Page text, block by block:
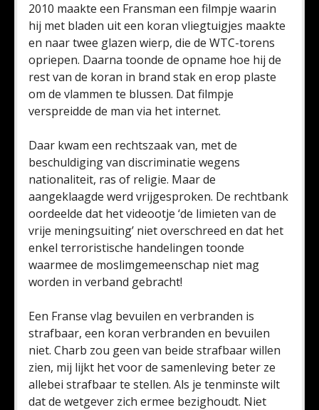
2010 maakte een Fransman een filmpje waarin
hij met bladen uit een koran vliegtuigjes maakte
en naar twee glazen wierp, die de WTC-torens
opriepen. Daarna toonde de opname hoe hij de
rest van de koran in brand stak en erop plaste
om de vlammen te blussen. Dat filmpje
verspreidde de man via het internet.
Daar kwam een rechtszaak van, met de
beschuldiging van discriminatie wegens
nationaliteit, ras of religie. Maar de
aangeklaagde werd vrijgesproken. De rechtbank
oordeelde dat het videootje ‘de limieten van de
vrije meningsuiting’ niet overschreed en dat het
enkel terroristische handelingen toonde
waarmee de moslimgemeenschap niet mag
worden in verband gebracht!
Een Franse vlag bevuilen en verbranden is
strafbaar, een koran verbranden en bevuilen
niet. Charb zou geen van beide strafbaar willen
zien, mij lijkt het voor de samenleving beter ze
allebei strafbaar te stellen. Als je tenminste wilt
dat de wetgever zich ermee bezighoudt. Niet